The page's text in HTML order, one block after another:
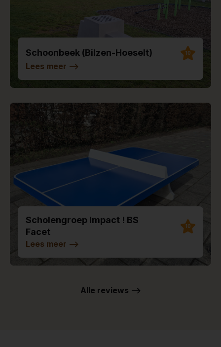
Schoonbeek (Bilzen-Hoeselt) 10
Lees meer -->
Scholengroep Impact ! BS
Facet
10
Lees meer -->
Alle reviews -->